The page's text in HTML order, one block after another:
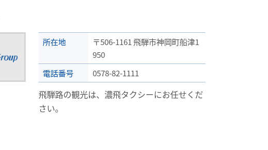
所在地
〒506-1161 飛騨市神岡町船津1
950
電話番号
0578-82-1111
飛騨路の観光は、濃飛タクシーにお任せくだ
さい。